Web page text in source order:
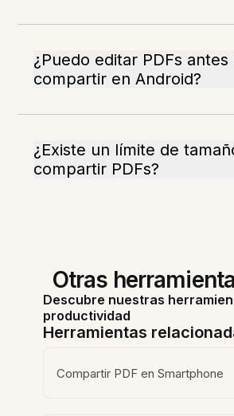
¿Puedo editar PDFs antes
compartir en Android?
¿Existe un límite de
compartir PDFs?
Otras
Descubre nuestras
productividad
Herramientas
Compartir PDF en Smartphone